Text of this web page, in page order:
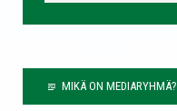
MIKÄ ON MEDIARYHMÄ?